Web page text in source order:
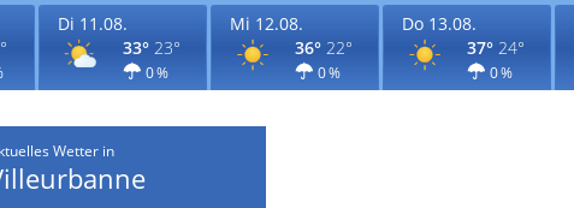
Di 11.08.
33° 23°
0 %
Mi 12.08.
36° 22°
0 %
Do 13.08.
37° 24°
0 %
Wetter in